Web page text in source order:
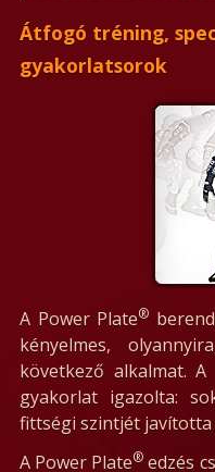
Átfogó tréning,
gyakorlatsorok
A Power Plate®
kényelmes,
következő alkalmat.
gyakorlat igazolta:
fittségi szintjét javította
A Power Plate® edzés